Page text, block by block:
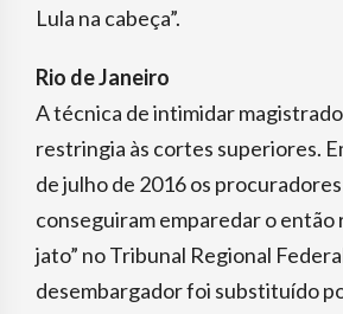
Lula na cabeça”.
Rio de Janeiro
A técnica de intimidar
restringia às cortes superiores.
de julho de 2016 os
conseguiram emparedar o então
jato” no Tribunal Regional
desembargador foi substituído